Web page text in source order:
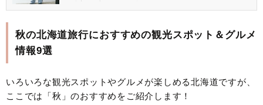
寒さ対策をしっかりとしておけば、気温が低い日でも快適に観光
秋の北海道旅行におすすめの観光スポット＆グルメ
情報9選
いろいろな観光スポットやグルメが楽しめる北海道ですが、
ここでは「秋」のおすすめをご紹介します！